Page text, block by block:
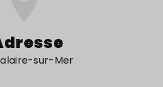
sur-Mer